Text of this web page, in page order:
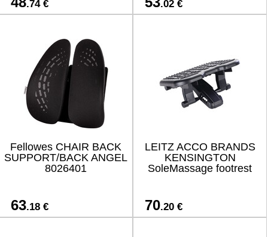
.74 € .02 €
Fellowes CHAIR BACK
SUPPORT/BACK ANGEL
8026401
63.18 €
LEITZ ACCO BRANDS
KENSINGTON
SoleMassage footrest
70.20 €